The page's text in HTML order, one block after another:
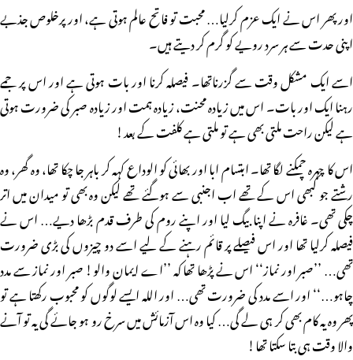
اور پھر اس نے ایک عزم کرلیا… محبت تو فاتح عالم ہوتی ہے، اور پرخلوص جذبے
اپنی حدت سے ہر سرد رویے کو گرم کر دیتے ہیں۔
اسے ایک مشکل وقت سے گزرناتھا۔ فیصلہ کرنا اور بات ہوتی ہے اور اس پر جمے
رہنا ایک اور بات۔ اس میں زیادہ محنت، زیادہ ہمت اور زیادہ صبر کی ضرورت ہوتی
ہے لیکن راحت ملتی بھی ہے تو ملتی ہے کلفت کے بعد!
اس کا چہرہ چمکنے لگا تھا۔ ابتسام ابا اور بھائی کو الوداع کہہ کر باہر جا چکا تھا، وہ گھر، وہ
رشتے جو کبھی اس کے تھے اب اجنبی سے ہوگئے تھے لیکن وہ بھی تو میدان میں اتر
چکی تھی۔ غافرہ نے اپنا بیگ لیا اور اپنے روم کی طرف قدم بڑھا دیے… اس نے
فیصلہ کرلیا تھا اور اس فیصلے پر قائم رہنے کے لیے اسے دو چیزوں کی بڑی ضرورت
تھی… ’’صبر اور نماز‘‘ اس نے پڑھا تھا کہ ’’اے ایمان والو! صبر اور نماز سے مدد
چاہو…‘‘ اور اسے مدد کی ضرورت تھی… اور اللہ ایسے لوگوں کو محبوب رکھتا ہے تو
پھر وہ یہ کام بھی کر ہی لے گی… کیا وہ اس آزمائش میں سرخ رو ہو جائے گی یہ تو آنے
والا وقت ہی بتا سکتا تھا!